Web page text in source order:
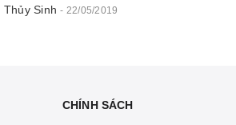
Thủy Sinh- 22/05/2019
CHÍNH SÁCH